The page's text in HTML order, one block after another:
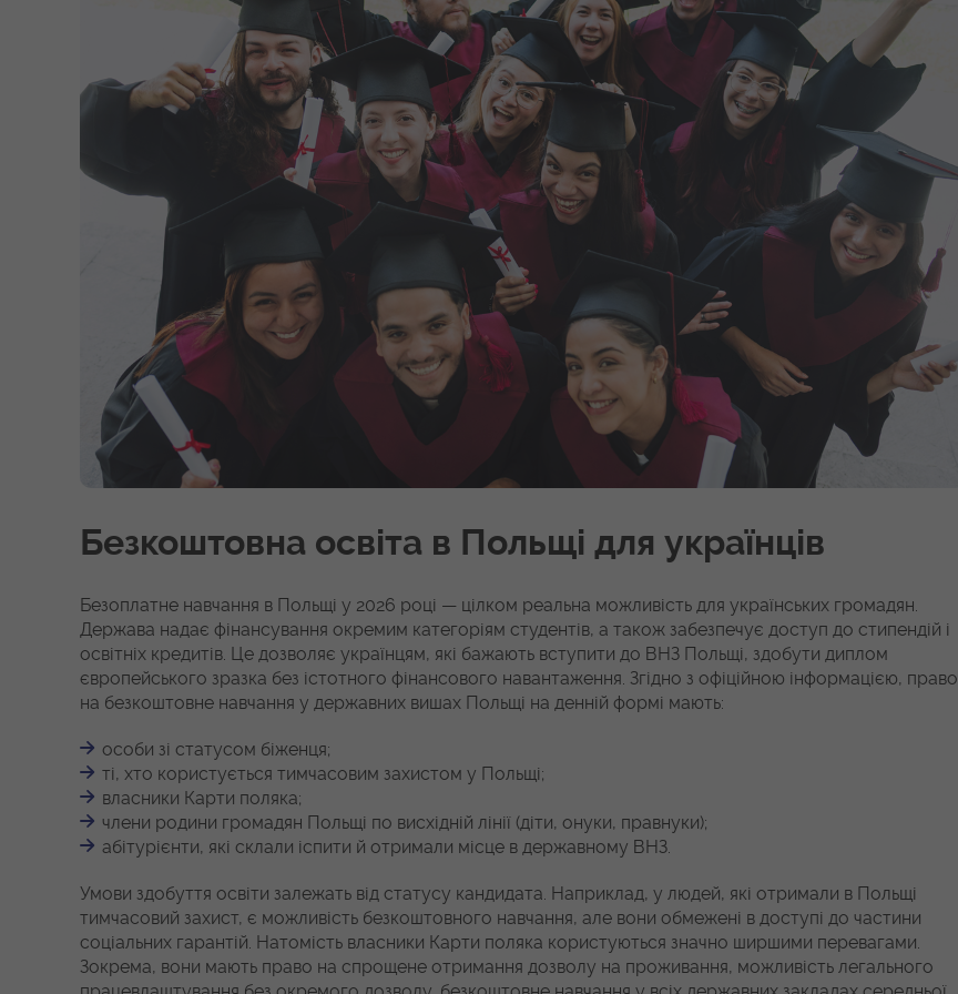
Безкоштовна освіта в Польщі для українців
Безоплатне навчання в Польщі у 2026 році — цілком реальна можливість для українських громадян.
Держава надає фінансування окремим категоріям студентів, а також забезпечує доступ до стипендій і
освітніх кредитів. Це дозволяє українцям, які бажають вступити до ВНЗ Польщі, здобути диплом
європейського зразка без істотного фінансового навантаження. Згідно з офіційною інформацією, право
на безкоштовне навчання у державних вишах Польщі на денній формі мають:
особи зі статусом біженця;
ті, хто користується тимчасовим захистом у Польщі;
власники Карти поляка;
члени родини громадян Польщі по висхідній лінії (діти, онуки, правнуки);
абітурієнти, які склали іспити й отримали місце в державному ВНЗ.
Умови здобуття освіти залежать від статусу кандидата. Наприклад, у людей, які отримали в Польщі
тимчасовий захист, є можливість безкоштовного навчання, але вони обмежені в доступі до частини
соціальних гарантій. Натомість власники Карти поляка користуються значно ширшими перевагами.
Зокрема, вони мають право на спрощене отримання дозволу на проживання, можливість легального